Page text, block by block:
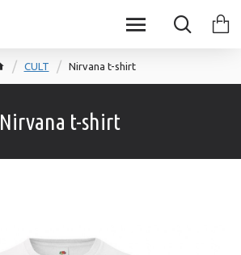
CULT Nirvana t-shirt
Nirvana t-shirt